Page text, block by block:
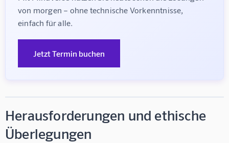
von morgen – ohne technische Vorkenntnisse,
einfach für alle.
Jetzt Termin buchen
Herausforderungen und ethische
Überlegungen